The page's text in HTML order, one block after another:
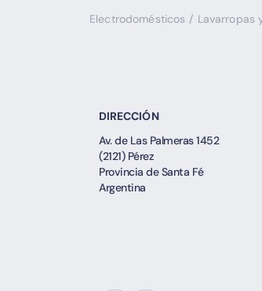
Electrodomésticos / Lavarropas
DIRECCIÓN
Av. de Las Palmeras 1452
(2121) Pérez
Provincia de Santa Fé
Argentina